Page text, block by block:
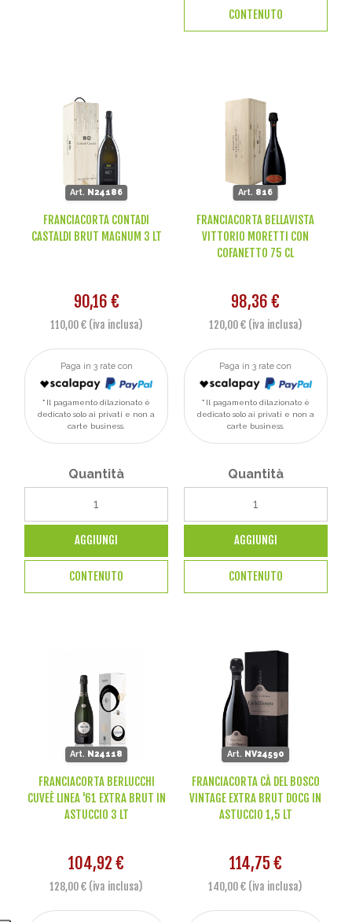
CONTENUTO
Art. N24186
FRANCIACORTA CONTADI
CASTALDI BRUT MAGNUM 3 LT
90,16 €
110,00 € (iva inclusa)
Paga in 3 rate con
Il pagamento dilazionato è
dedicato solo ai privati e non a
carte business.
Quantità
AGGIUNGI
CONTENUTO
Art. 816
FRANCIACORTA BELLAVISTA
VITTORIO MORETTI CON
COFANETTO 75 CL
98,36 €
120,00 € (iva inclusa)
Paga in 3 rate con
Il pagamento dilazionato è
dedicato solo ai privati e non a
carte business.
Quantità
AGGIUNGI
CONTENUTO
Art. N24118
FRANCIACORTA BERLUCCHI
CUVEÈ LINEA '61 EXTRA BRUT IN
ASTUCCIO 3 LT
104,92 €
128,00 € (iva inclusa)
Art. NV24590
FRANCIACORTA CÀ DEL BOSCO
VINTAGE EXTRA BRUT DOCG IN
ASTUCCIO 1,5 LT
114,75 €
140,00 € (iva inclusa)